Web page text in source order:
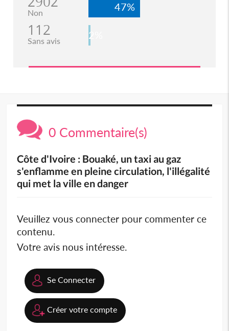
Non 47%
112
Sans avis 2%
0 Commentaire(s)
Côte d'Ivoire : Bouaké, un taxi au gaz
s'enflamme en pleine circulation, l'illégalité
qui met la ville en danger
Veuillez vous connecter pour commenter ce
contenu.
Votre avis nous intéresse.
Se Connecter
Créer votre compte